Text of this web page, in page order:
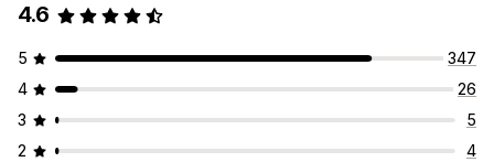
4.6
5
347
4
26
3
5
2
4